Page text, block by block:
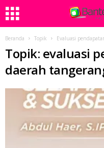
Beranda Topik Evaluasi
Topik: evaluasi
daerah